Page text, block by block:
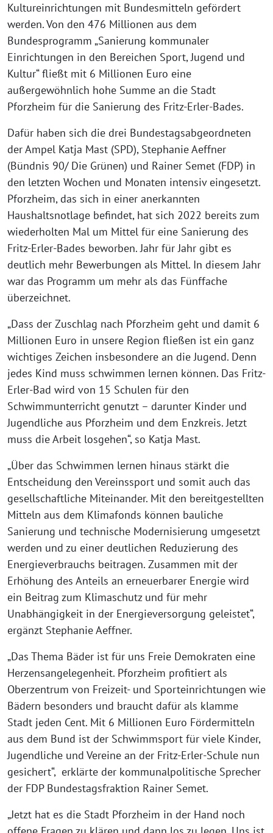
Kultureinrichtungen mit Bundesmitteln gefördert
werden. Von den 476 Millionen aus dem
Bundesprogramm „Sanierung kommunaler
Einrichtungen in den Bereichen Sport, Jugend und
Kultur“ fließt mit 6 Millionen Euro eine
außergewöhnlich hohe Summe an die Stadt
Pforzheim für die Sanierung des Fritz-Erler-Bades.
Dafür haben sich die drei Bundestagsabgeordneten
der Ampel Katja Mast (SPD), Stephanie Aeffner
(Bündnis 90/ Die Grünen) und Rainer Semet (FDP) in
den letzten Wochen und Monaten intensiv eingesetzt.
Pforzheim, das sich in einer anerkannten
Haushaltsnotlage befindet, hat sich 2022 bereits zum
wiederholten Mal um Mittel für eine Sanierung des
Fritz-Erler-Bades beworben. Jahr für Jahr gibt es
deutlich mehr Bewerbungen als Mittel. In diesem Jahr
war das Programm um mehr als das Fünffache
überzeichnet.
„Dass der Zuschlag nach Pforzheim geht und damit 6
Millionen Euro in unsere Region fließen ist ein ganz
wichtiges Zeichen insbesondere an die Jugend. Denn
jedes Kind muss schwimmen lernen können. Das Fritz-
Erler-Bad wird von 15 Schulen für den
Schwimmunterricht genutzt – darunter Kinder und
Jugendliche aus Pforzheim und dem Enzkreis. Jetzt
muss die Arbeit losgehen“, so Katja Mast.
„Über das Schwimmen lernen hinaus stärkt die
Entscheidung den Vereinssport und somit auch das
gesellschaftliche Miteinander. Mit den bereitgestellten
Mitteln aus dem Klimafonds können bauliche
Sanierung und technische Modernisierung umgesetzt
werden und zu einer deutlichen Reduzierung des
Energieverbrauchs beitragen. Zusammen mit der
Erhöhung des Anteils an erneuerbarer Energie wird
ein Beitrag zum Klimaschutz und für mehr
Unabhängigkeit in der Energieversorgung geleistet“,
ergänzt Stephanie Aeffner.
„Das Thema Bäder ist für uns Freie Demokraten eine
Herzensangelegenheit. Pforzheim profitiert als
Oberzentrum von Freizeit- und Sporteinrichtungen wie
Bädern besonders und braucht dafür als klamme
Stadt jeden Cent. Mit 6 Millionen Euro Fördermitteln
aus dem Bund ist der Schwimmsport für viele Kinder,
Jugendliche und Vereine an der Fritz-Erler-Schule nun
gesichert“, erklärte der kommunalpolitische Sprecher
der FDP Bundestagsfraktion Rainer Semet.
„Jetzt hat es die Stadt Pforzheim in der Hand noch